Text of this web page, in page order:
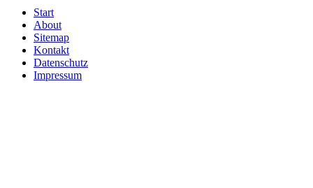
Start
About
Sitemap
Kontakt
Datenschutz
Impressum